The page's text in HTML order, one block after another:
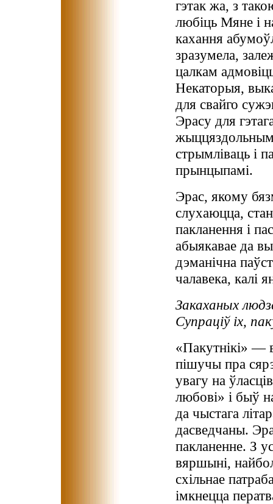
гэтак жа, з
любіць Мяне і
кахання
зразумела,
цалкам
Некаторыя,
для свайго
Эрасу для
жыццяздольным
стрымліваць і
прынцыпамі.
Эрас, якому
слухаюцца,
пакланення і
абыякавае да
дэманічна
чалавека, калі
Закаханых
Супраціў іх,
«Пакутнікі» —
пішучы пра
увагу на
любові» і быў
да чыстага
дасведчаны.
пакланенне. З
вяршыні,
схільнае
імкнецца